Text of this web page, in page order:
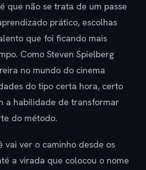
que não se trata de um passe
prático, escolhas
que foi ficando mais
Como Steven Spielberg
no mundo do cinema
do tipo certa hora, certo
a habilidade de transformar
do método.
vai ver o caminho desde os
a virada que colocou o nome